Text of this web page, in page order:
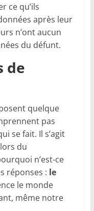
ce qu’ils
après leur
n’ont aucun
du défunt.
de
quelque
pas
se fait. Il s’agit
du
n’est-ce
réponses : le
le monde
même notre